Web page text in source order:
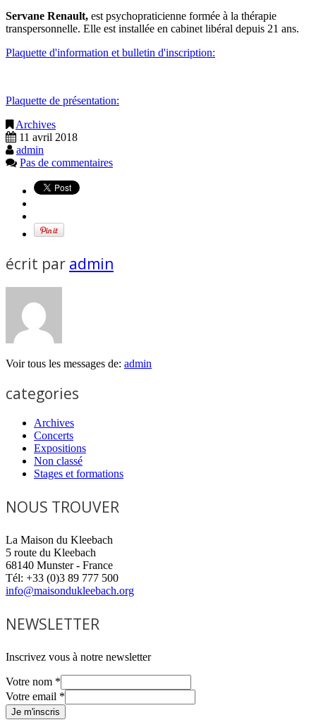
Servane Renault, est psychopraticienne formée à la thérapie
transpersonnelle. Elle est installée en cabinet libéral depuis 21 ans.
Plaquette d'information et bulletin d'inscription:
Plaquette de présentation:
Archives
11 avril 2018
admin
Pas de commentaires
écrit par admin
Voir tous les messages de: admin
categories
Archives
Concerts
Expositions
Non classé
Stages et formations
NOUS TROUVER
La Maison du Kleebach
5 route du Kleebach
68140 Munster - France
Tél: +33 (0)3 89 777 500
info@maisondukleebach.org
NEWSLETTER
Inscrivez vous à notre newsletter
Votre nom *
Votre email *
Je m'inscris